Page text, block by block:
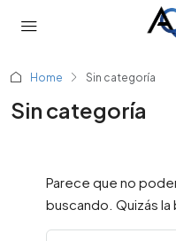
Home Sin categoría
Sin categoría
Parece que no
buscando. Quizás